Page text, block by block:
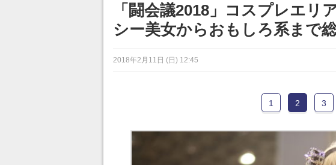
「闘会議2018」コスプレエリ
シー美女からおもしろ系まで
2018年2月11日 (日) 12:45
1 2 3